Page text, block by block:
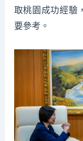
取桃園成功經驗
要參考。